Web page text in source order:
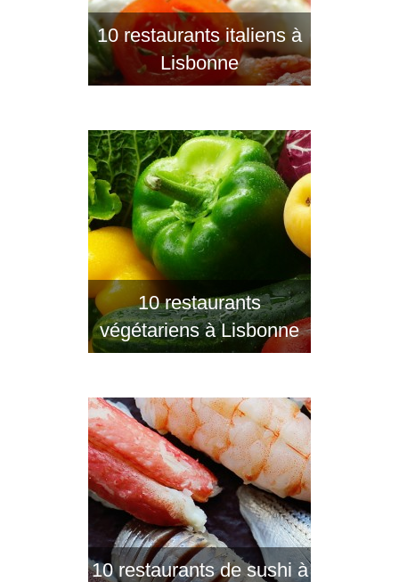
10 restaurants italiens à
Lisbonne
10 restaurants
végétariens à Lisbonne
10 restaurants de sushi à